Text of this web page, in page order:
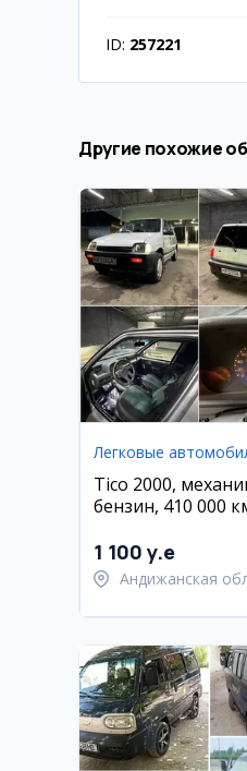
ID: 257221
Другие похожие
Легковые
Tico 2000,
бензин, 410 000
1 100 y.e
Андижанская